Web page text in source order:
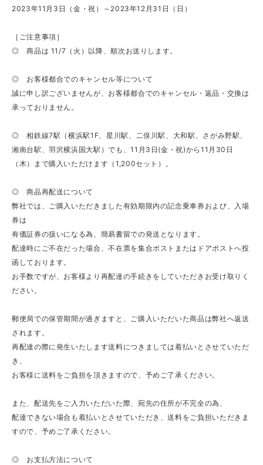
2023年11月3日（金・祝）～2023年12月31日（日）
［ご注意事項］
◎ 商品は 11/7（火）以降、順次お送りします。
◎ お客様都合でのキャンセル等について
誠に申し訳ございませんが、お客様都合でのキャンセル・返品・交換は
承っておりません。
◎ 相鉄線7駅（横浜駅1F、星川駅、⼆俣川駅、⼤和駅、さがみ野駅、
湘南台駅、羽沢横浜国大駅）でも、11月3日(金・祝)から11⽉30⽇
（木）まで購⼊いただけます（1,200セット）。
◎ 商品再配送について
弊社では、ご購入いただきました有効期限内の記念乗車券および、入場
券は
有価証券の扱いになる為、簡易書留での発送となります。
配達時にご不在だった場合、不在票を集合ポストまたはドアポストへ投
函しております。
お手数ですが、お客様より再配達の手続きをしていただきお受け取りく
ださい。
郵便局での保管期間が過ぎますと、ご購入いただいた商品は弊社へ返送
されます。
再配達の際に発生いたします送料につきましては着払いとさせていただ
き、
お客様に送料をご負担を頂きますので、予めご了承ください。
また、配送先をご入力いただいた際、宛先の住所が不完全の為、
配達できない場合も着払いとさせていただき、送料をご負担いただきま
すので、予めご了承ください。
◎ お支払方法について